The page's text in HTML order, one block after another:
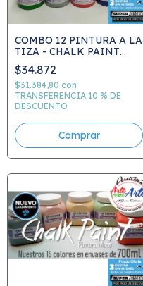
COMBO 12 PINTURA A LA
TIZA - CHALK PAINT
ETERNA 100 ml G1
colores comunes a
elecci¢n - PRECIO COMBO
$34.872
$31.384,80 con
TRANSFERENCIA 10 % DE
DESCUENTO